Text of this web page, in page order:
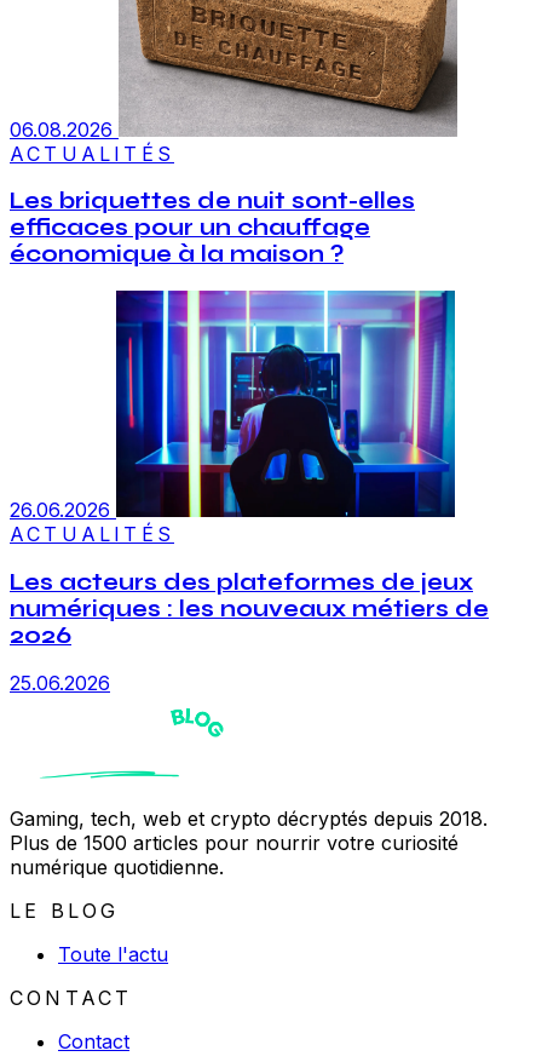
06.08.2026
ACTUALITÉS
Les briquettes de nuit sont-elles
efficaces pour un chauffage
économique à la maison ?
26.06.2026
ACTUALITÉS
Les acteurs des plateformes de jeux
numériques : les nouveaux métiers de
2026
25.06.2026
Gaming, tech, web et crypto décryptés depuis 2018.
Plus de 1500 articles pour nourrir votre curiosité
numérique quotidienne.
LE BLOG
Toute l'actu
CONTACT
Contact